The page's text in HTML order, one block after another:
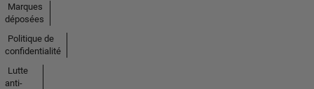
Marques
déposées
Politique de
confidentialité
Lutte
anti-